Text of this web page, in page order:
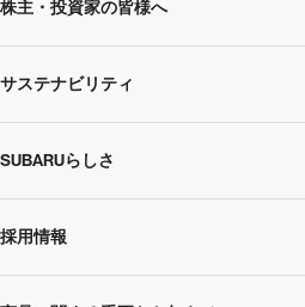
SUBARUのありたい姿
SUBARU 2025方針
事業所・関係会社
ニュースルームトップ
ニュースリリース
株主・投資家の皆様へ
株主・投資家の皆様へトップ
企業・経営
IRライブラリー
サステナビリティ
サステナビリティトップ
CEOサステナビリティ
SUBARUらしさ
SUBARUらしさトップ
採用情報